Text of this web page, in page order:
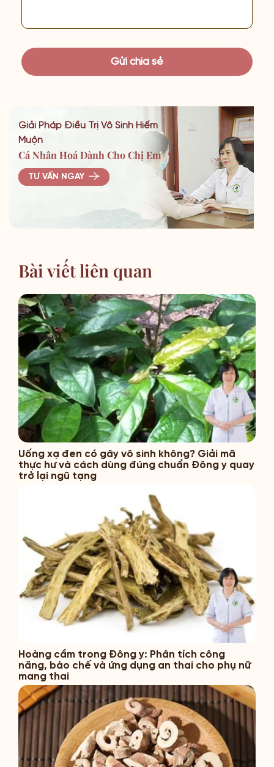
Giải Pháp Điều Trị Vô Sinh Hiếm
Muộn
Cá Nhân Hoá Dành Cho Chị Em
TƯ VẤN NGAY
Bài viết liên quan
Uống xạ đen có gây vô sinh không? Giải mã
thực hư và cách dùng đúng chuẩn Đông y quay
trở lại ngũ tạng
Hoàng cầm trong Đông y: Phân tích công
năng, bào chế và ứng dụng an thai cho phụ nữ
mang thai